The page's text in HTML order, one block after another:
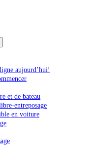
aujourd’hui!
et de bateau
entreposage
en voiture